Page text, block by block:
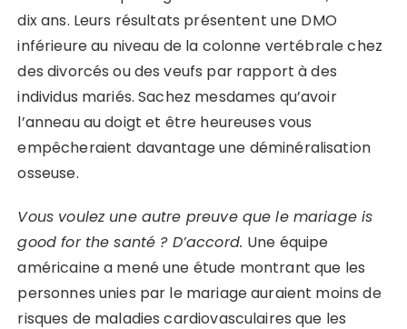
dix ans. Leurs résultats présentent une DMO
inférieure au niveau de la colonne vertébrale chez
des divorcés ou des veufs par rapport à des
individus mariés. Sachez mesdames qu’avoir
l’anneau au doigt et être heureuses vous
empêcheraient davantage une déminéralisation
osseuse.
Vous voulez une autre preuve que le mariage is
good for the santé ? D’accord. Une équipe
américaine a mené une étude montrant que les
personnes unies par le mariage auraient moins de
risques de maladies cardiovasculaires que les